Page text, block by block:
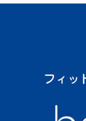
フィッ